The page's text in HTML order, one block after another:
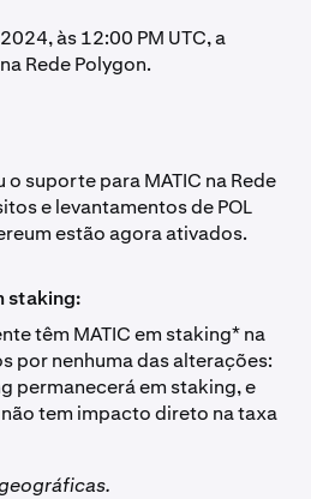
às 12:00 PM UTC, a
Rede Polygon.
o suporte para MATIC na Rede
e levantamentos de POL
estão agora ativados.
staking:
têm MATIC em staking* na
por nenhuma das alterações:
permanecerá em staking, e
tem impacto direto na taxa